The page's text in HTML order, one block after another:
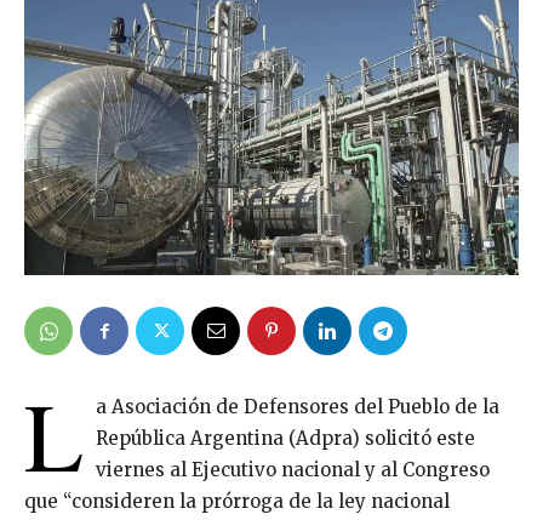
L
a Asociación de Defensores del Pueblo de la
República Argentina (Adpra) solicitó este
viernes al Ejecutivo nacional y al Congreso
que “consideren la prórroga de la ley nacional